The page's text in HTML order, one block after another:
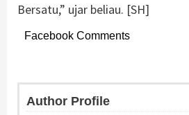
Bersatu,” ujar beliau. [SH]
Facebook Comments
Author Profile